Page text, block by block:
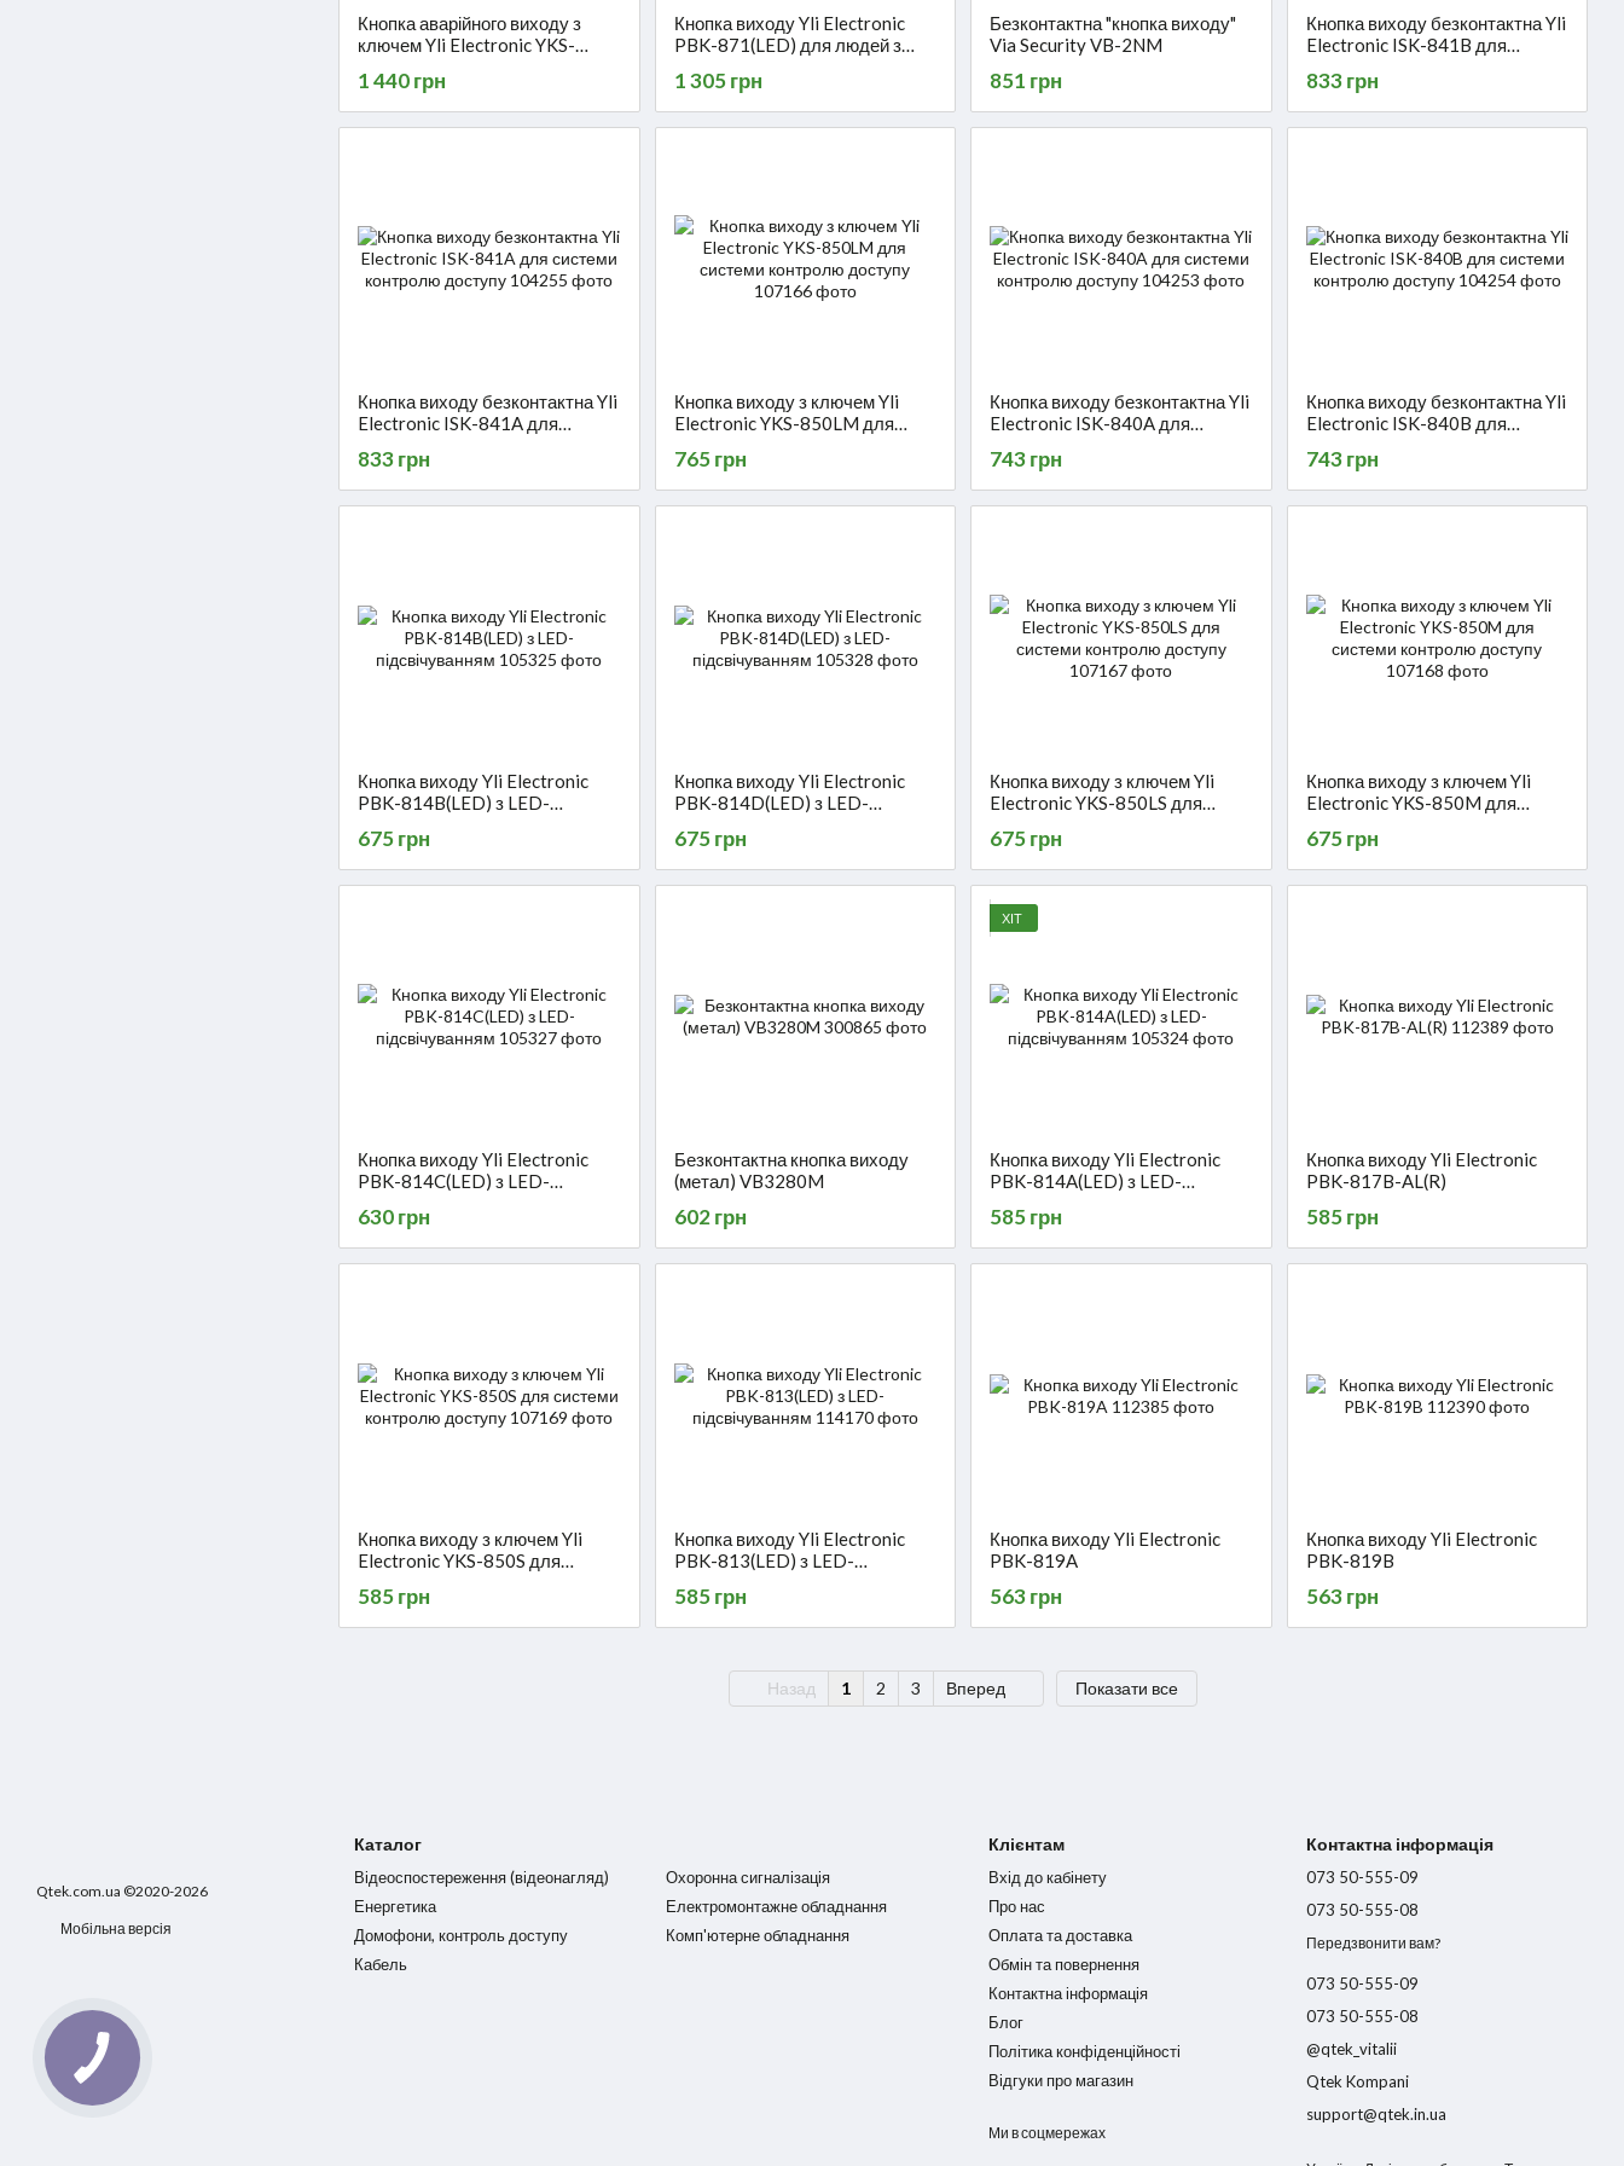
Кнопка аварійного виходу з
ключем Yli Electronic YKS-
доступу
1 440 грн
Кнопка виходу Yli Electronic
PBK-871(LED) для людей з
1 305 грн
Безконтактна "кнопка виходу"
Via Security VB-2NM
851 грн
Кнопка виходу безконтактна Yli
Electronic ISK-841B для
833 грн
Кнопка виходу безконтактна Yli
Electronic ISK-841A для
833 грн
Кнопка виходу з ключем Yli
Electronic YKS-850LM для
765 грн
Кнопка виходу безконтактна Yli
Electronic ISK-840A для
743 грн
Кнопка виходу безконтактна Yli
Electronic ISK-840B для
743 грн
Кнопка виходу Yli Electronic
PBK-814B(LED) з LED-
675 грн
Кнопка виходу Yli Electronic
PBK-814D(LED) з LED-
675 грн
Кнопка виходу з ключем Yli
Electronic YKS-850LS для
675 грн
Кнопка виходу з ключем Yli
Electronic YKS-850M для
675 грн
Кнопка виходу Yli Electronic
PBK-814C(LED) з LED-
630 грн
Безконтактна кнопка виходу
(метал) VB3280M
602 грн
ХІТ
Кнопка виходу Yli Electronic
PBK-814A(LED) з LED-
585 грн
Кнопка виходу Yli Electronic
PBK-817B-AL(R)
585 грн
Кнопка виходу з ключем Yli
Electronic YKS-850S для
585 грн
Кнопка виходу Yli Electronic
PBK-813(LED) з LED-
585 грн
Кнопка виходу Yli Electronic
PBK-819A
563 грн
Кнопка виходу Yli Electronic
PBK-819B
563 грн
Назад 1 2 3 Вперед Показати все
Qtek.com.ua ©2020-2026
Мобільна версія
Каталог
Відеоспостереження (відеонагляд)
Енергетика
Домофони, контроль доступу
Кабель
Охоронна сигналізація
Електромонтажне обладнання
Комп'ютерне обладнання
Клієнтам
Вхід до кабінету
Про нас
Оплата та доставка
Обмін та повернення
Контактна інформація
Блог
Політика конфіденційності
Відгуки про магазин
Ми в соцмережах
Контактна інформація
073 50-555-09
073 50-555-08
Передзвонити вам?
073 50-555-09
073 50-555-08
@qtek_vitalii
Qtek Kompani
support@qtek.in.ua